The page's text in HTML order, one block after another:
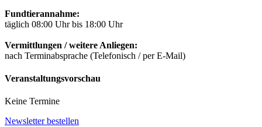
Fundtierannahme:
täglich 08:00 Uhr bis 18:00 Uhr
Vermittlungen / weitere Anliegen:
nach Terminabsprache (Telefonisch / per E-Mail)
Veranstaltungsvorschau
Keine Termine
Newsletter bestellen